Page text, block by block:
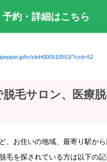
予約・詳細はこちら
kr/slnH000510553/?cstt=52
脱毛サロン、医療
、お住いの地域、最寄り駅か
毛を探されている方は以下の